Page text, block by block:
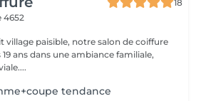
18
4652
village paisible, notre salon de coiffure
ans dans une ambiance familiale,
tendance